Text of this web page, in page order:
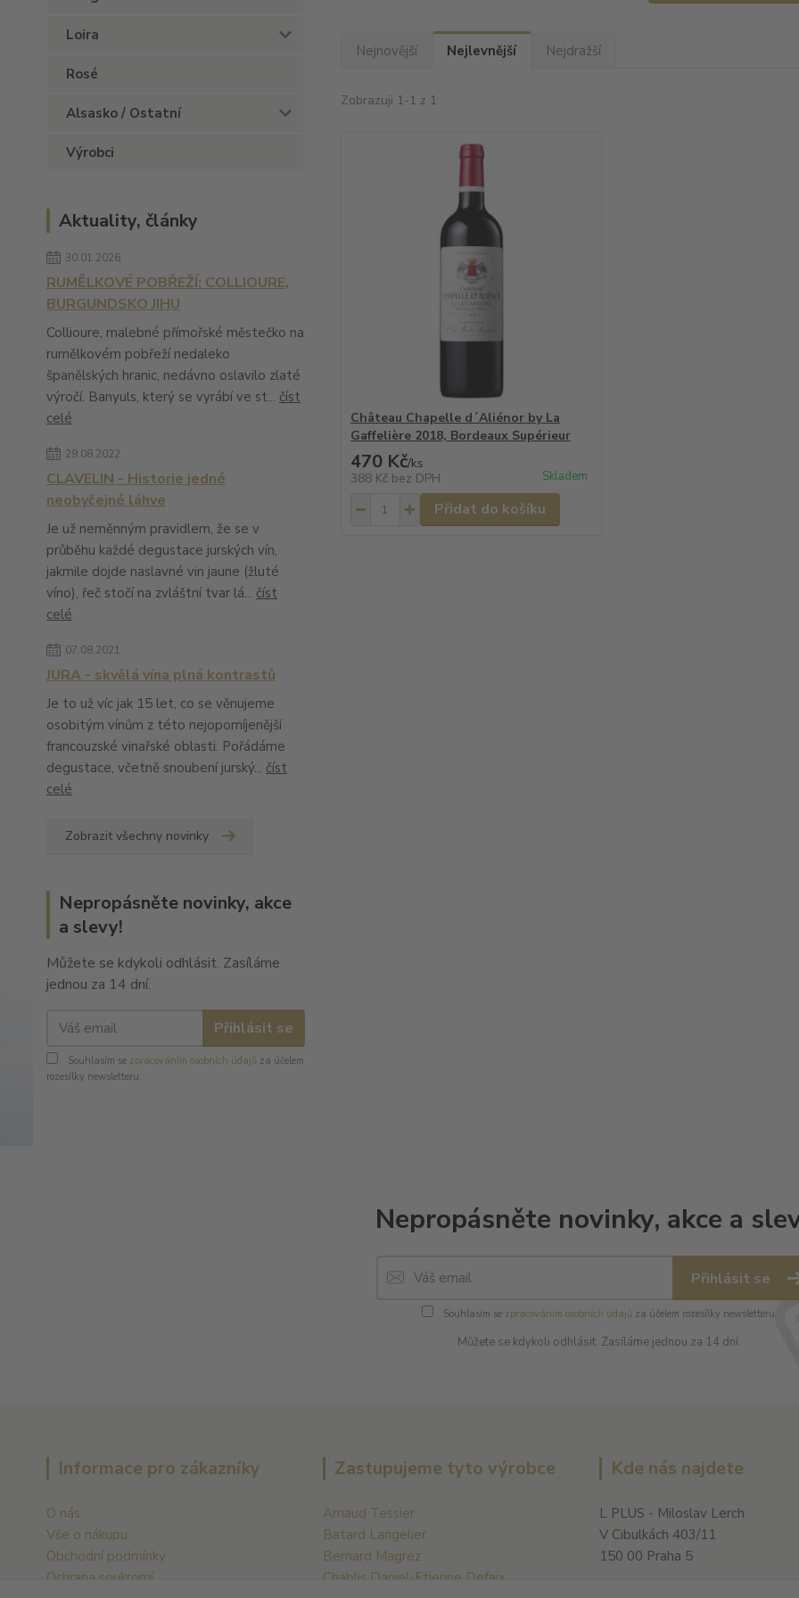
Loira
Rosé
Alsasko / Ostatní
Výrobci
Aktuality, články
30.01.2026
RUMĚLKOVÉ POBŘEŽÍ: COLLIOURE,
BURGUNDSKO JIHU
Collioure, malebné přímořské městečko na
rumělkovém pobřeží nedaleko
španělských hranic, nedávno oslavilo zlaté
výročí. Banyuls, který se vyrábí ve st... číst
celé
29.08.2022
CLAVELIN - Historie jedné
neobyčejné láhve
Je už neměnným pravidlem, že se v
průběhu každé degustace jurských vín,
jakmile dojde naslavné vin jaune (žluté
víno), řeč stočí na zvláštní tvar lá... číst
celé
07.08.2021
JURA - skvělá vína plná kontrastů
Je to už víc jak 15 let, co se věnujeme
osobitým vínům z této nejopomíjenější
francouzské vinařské oblasti. Pořádáme
degustace, včetně snoubení jurský... číst
celé
Zobrazit všechny novinky
Nepropásněte novinky, akce
a slevy!
Můžete se kdykoli odhlásit. Zasíláme
jednou za 14 dní.
Přihlásit se
Souhlasím se zpracováním osobních údajů za účelem
rozesílky newsletteru.
Nejnovější Nejlevnější Nejdražší
Zobrazuji 1-1 z 1
Château Chapelle d´Aliénor by La
Gaffelière 2018, Bordeaux Supérieur
470 Kč/ks
388 Kč bez DPH Skladem
Přidat do košíku
Nepropásněte novinky, akce a
Přihlásit se
Souhlasím se zpracováním osobních údajů za účelem rozesílky newsletteru.
Můžete se kdykoli odhlásit. Zasíláme jednou za 14 dní.
Informace pro zákazníky
O nás
Vše o nákupu
Obchodní podmínky
Ochrana soukromí
Zastupujeme tyto výrobce
Arnaud Tessier
Batard Langelier
Bernard Magrez
Chablis Daniel-Etienne Defaix
Kde nás najdete
L PLUS - Miloslav Lerch
V Cibulkách 403/11
150 00 Praha 5